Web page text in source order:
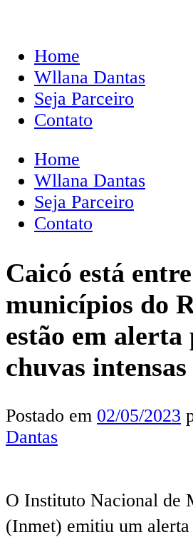
Home
Wllana Dantas
Seja Parceiro
Contato
Home
Wllana Dantas
Seja Parceiro
Contato
Caicó está
municípios do
estão em alerta
chuvas intensas
Postado em 02/05/2023
Dantas
O Instituto Nacional de
(Inmet) emitiu um alerta